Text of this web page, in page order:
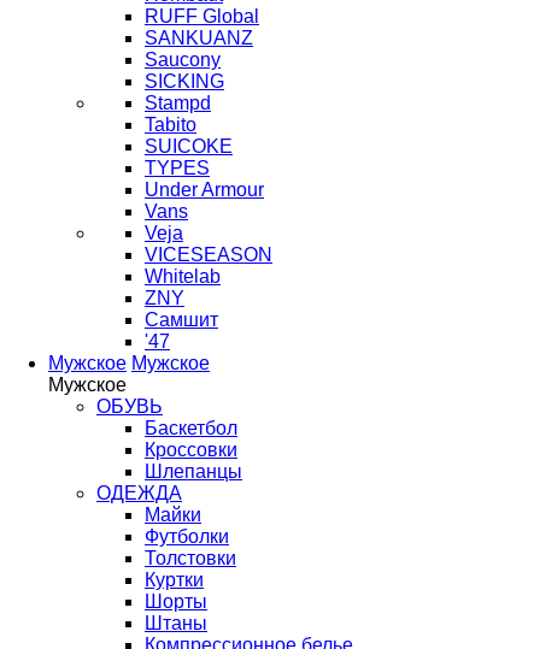
RUFF Global
SANKUANZ
Saucony
SICKING
Stampd
Tabito
SUICOKE
TYPES
Under Armour
Vans
Veja
VICESEASON
Whitelab
ZNY
Самшит
'47
Мужское Мужское
Мужское
ОБУВЬ
Баскетбол
Кроссовки
Шлепанцы
ОДЕЖДА
Майки
Футболки
Толстовки
Куртки
Шорты
Штаны
Компрессионное белье